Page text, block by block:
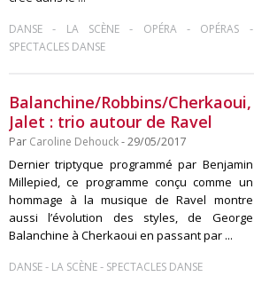
DANSE- LA SCÈNE- OPÉRA- OPÉRAS -
SPECTACLES DANSE
Balanchine/Robbins/Cherkaoui,
Jalet : trio autour de Ravel
Par Caroline Dehouck- 29/05/2017
Dernier triptyque programmé par Benjamin
Millepied, ce programme conçu comme un
hommage à la musique de Ravel montre
aussi l’évolution des styles, de George
Balanchine à Cherkaoui en passant par ...
DANSE- LA SCÈNE- SPECTACLES DANSE